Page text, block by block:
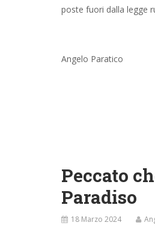
poste fuori dalla legge
Angelo Paratico
Peccato
Paradiso
18 Marzo 2024